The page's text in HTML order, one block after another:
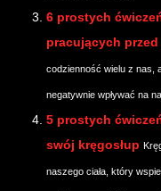
6 prostych
pracujących
codzienność wielu z nas,
negatywnie wpływać na
5 prostych
swój kręgosłup
naszego ciała, który